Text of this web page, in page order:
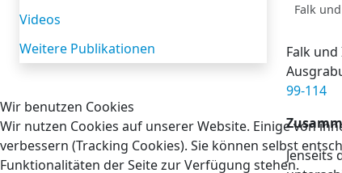
Videos
Weitere Publikationen
Falk
Falk
99-114
Jenseits
Wir benutzen Cookies
Wir nutzen Cookies auf unserer Website. Einige von
verbessern (Tracking Cookies). Sie können selbst
Funktionalitäten der Seite zur Verfügung stehen.